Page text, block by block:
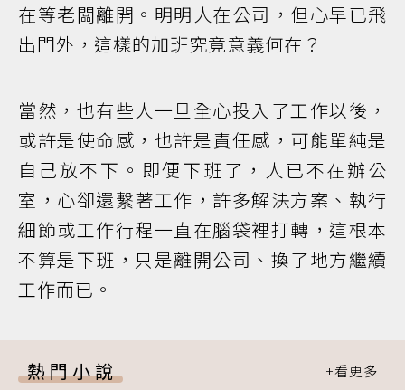
在等老闆離開。明明人在公司，但心早已飛
出門外，這樣的加班究竟意義何在？
當然，也有些人一旦全心投入了工作以後，
或許是使命感，也許是責任感，可能單純是
自己放不下。即便下班了，人已不在辦公
室，心卻還繫著工作，許多解決方案、執行
細節或工作行程一直在腦袋裡打轉，這根本
不算是下班，只是離開公司、換了地方繼續
工作而已。
熱門小說